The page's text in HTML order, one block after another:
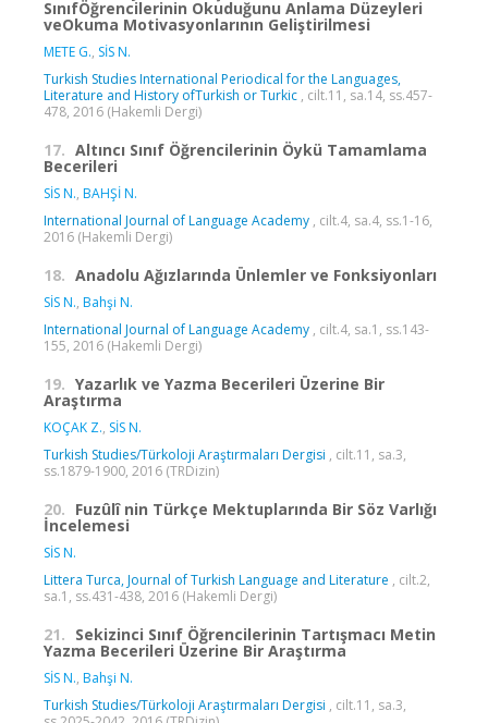
SınıfÖğrencilerinin Okuduğunu Anlama Düzeyleri
veOkuma Motivasyonlarının Geliştirilmesi
METE G., SİS N.
Turkish Studies International Periodical for the Languages,
Literature and History ofTurkish or Turkic , cilt.11, sa.14, ss.457-
478, 2016 (Hakemli Dergi)
17. Altıncı Sınıf Öğrencilerinin Öykü Tamamlama
Becerileri
SİS N., BAHŞİ N.
International Journal of Language Academy , cilt.4, sa.4, ss.1-16,
2016 (Hakemli Dergi)
18. Anadolu Ağızlarında Ünlemler ve Fonksiyonları
SİS N., Bahşi N.
International Journal of Language Academy , cilt.4, sa.1, ss.143-
155, 2016 (Hakemli Dergi)
19. Yazarlık ve Yazma Becerileri Üzerine Bir
Araştırma
KOÇAK Z., SİS N.
Turkish Studies/Türkoloji Araştırmaları Dergisi , cilt.11, sa.3,
ss.1879-1900, 2016 (TRDizin)
20. Fuzûlî nin Türkçe Mektuplarında Bir Söz Varlığı
İncelemesi
SİS N.
Littera Turca, Journal of Turkish Language and Literature , cilt.2,
sa.1, ss.431-438, 2016 (Hakemli Dergi)
21. Sekizinci Sınıf Öğrencilerinin Tartışmacı Metin
Yazma Becerileri Üzerine Bir Araştırma
SİS N., Bahşi N.
Turkish Studies/Türkoloji Araştırmaları Dergisi , cilt.11, sa.3,